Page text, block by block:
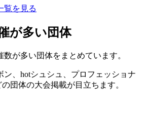
覧を見る
が多い団体
が多い団体をまとめています。
ン、hotシュシュ、プロフェッショナ
の団体の大会掲載が目立ちます。